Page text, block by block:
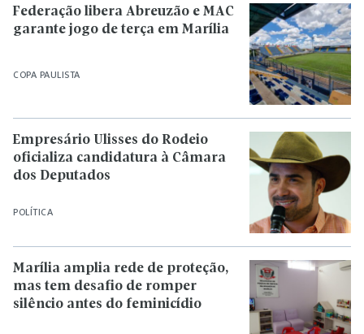
COPA PAULISTA
Federação libera Abreuzão e MAC
garante jogo de terça em Marília
POLÍTICA
Empresário Ulisses do Rodeio
oficializa candidatura à Câmara
dos Deputados
Marília amplia rede de proteção,
mas tem desafio de romper
silêncio antes do feminicídio